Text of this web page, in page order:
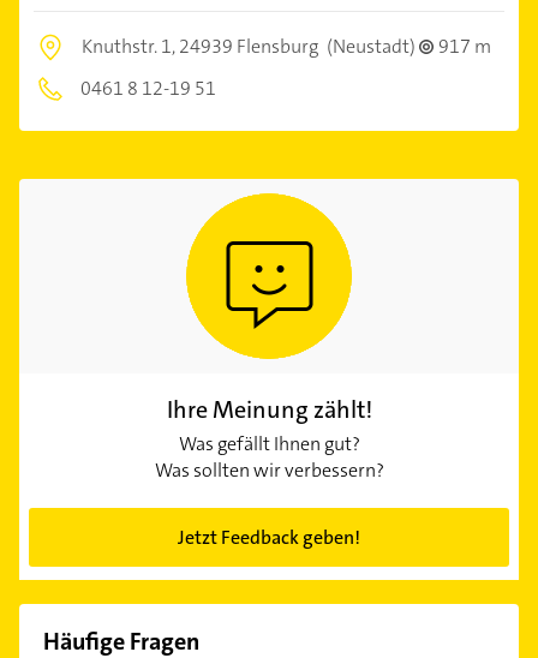
Knuthstr. 1,24939 Flensburg (Neustadt)
917 m
0461 8 12-19 51
Ihre Meinung zählt!
Was gefällt Ihnen gut?
Was sollten wir verbessern?
Jetzt Feedback geben!
Häufige Fragen